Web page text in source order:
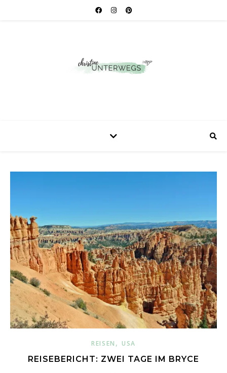
REISEN ,USA
REISEBERICHT: ZWEI TAGE IM BRYCE